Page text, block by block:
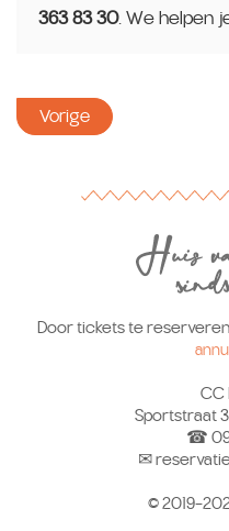
363 83 30. We helpen
Vorige
Door tickets te
CC
Sportstraat
☎ 09
✉
© 2019-